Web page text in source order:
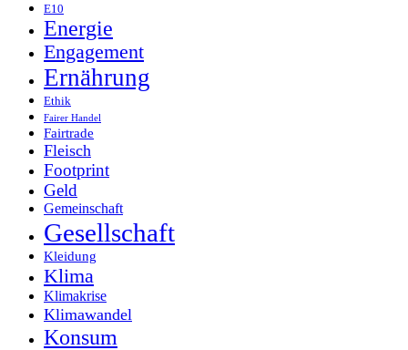
E10
Energie
Engagement
Ernährung
Ethik
Fairer Handel
Fairtrade
Fleisch
Footprint
Geld
Gemeinschaft
Gesellschaft
Kleidung
Klima
Klimakrise
Klimawandel
Konsum